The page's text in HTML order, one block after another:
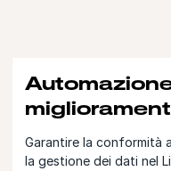
Garantire la conformità
la gestione dei dati nel